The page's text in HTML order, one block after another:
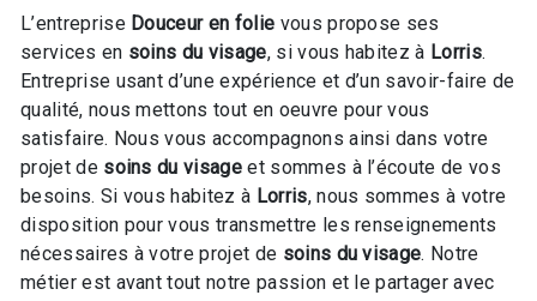
L’entreprise Douceur en folie vous propose ses
services en soins du visage, si vous habitez à Lorris.
Entreprise usant d’une expérience et d’un savoir-faire de
qualité, nous mettons tout en oeuvre pour vous
satisfaire. Nous vous accompagnons ainsi dans votre
projet de soins du visage et sommes à l’écoute de vos
besoins. Si vous habitez à Lorris, nous sommes à votre
disposition pour vous transmettre les renseignements
nécessaires à votre projet de soins du visage. Notre
métier est avant tout notre passion et le partager avec